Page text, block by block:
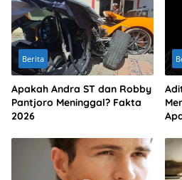
Berita
Apakah Andra ST dan Robby
Pantjoro Meninggal? Fakta
2026